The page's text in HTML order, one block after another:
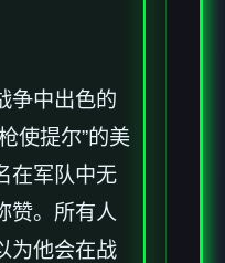
争中出色的
使提尔”的美
在军队中无
赞。所有人
为他会在战